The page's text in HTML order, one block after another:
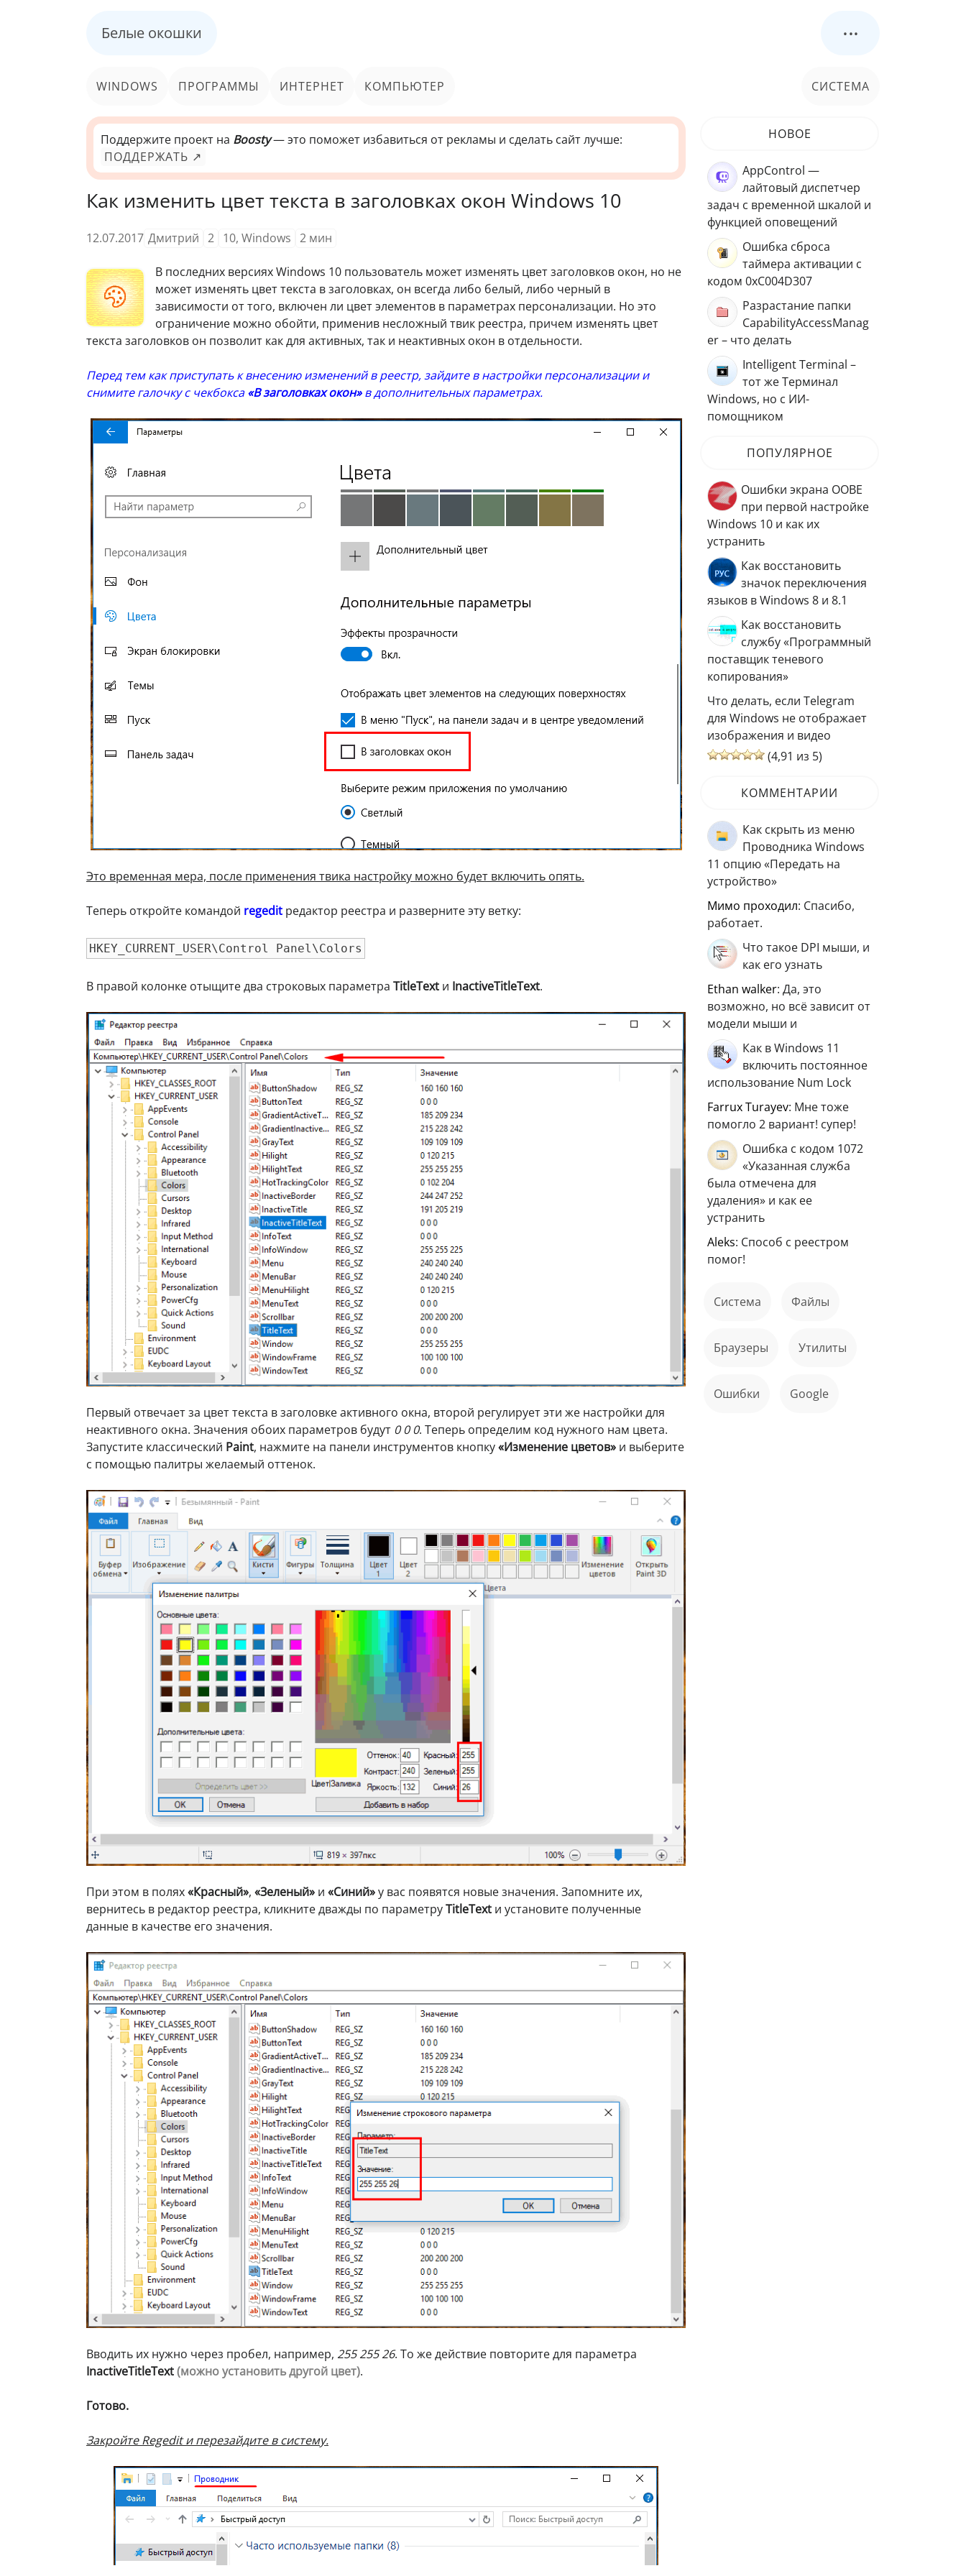
Белые окошки ...
WINDOWS ПРОГРАММЫ ИНТЕРНЕТ КОМПЬЮТЕР СИСТЕМА
Поддержите проект на Boosty— это поможет избавиться от рекламы и сделать сайт лучше:
ПОДДЕРЖАТЬ ↗
Как изменить цвет текста в заголовках окон Windows 10
12.07.2017 Дмитрий 2 10, Windows 2 мин
В последних версиях Windows 10 пользователь может изменять цвет заголовков окон, но не
может изменять цвет текста в заголовках, он всегда либо белый, либо черный в
зависимости от того, включен ли цвет элементов в параметрах персонализации. Но это
ограничение можно обойти, применив несложный твик реестра, причем изменять цвет
текста заголовков он позволит как для активных, так и неактивных окон в отдельности.
Перед тем как приступать к внесению изменений в реестр, зайдите в настройки персонализации и
снимите галочку с чекбокса«В заголовках окон»в дополнительных параметрах.
Это временная мера, после применения твика настройку можно будет включить опять.
Теперь откройте командой regedit редактор реестра и разверните эту ветку:
HKEY_CURRENT_USER\Control Panel\Colors
В правой колонке отыщите два строковых параметра TitleText и InactiveTitleText.
Первый отвечает за цвет текста в заголовке активного окна, второй регулирует эти же настройки для
неактивного окна. Значения обоих параметров будут 0 0 0. Теперь определим код нужного нам цвета.
Запустите классический Paint, нажмите на панели инструментов кнопку«Изменение цветов» и выберите
с помощью палитры желаемый оттенок.
При этом в полях«Красный», «Зеленый» и «Синий»у вас появятся новые значения. Запомните их,
вернитесь в редактор реестра, кликните дважды по параметруTitleText и установите полученные
данные в качестве его значения.
Вводить их нужно через пробел, например, 255 255 26. То же действие повторите для параметра
InactiveTitleText(можно установить другой цвет).
Готово.
Закройте Regedit и перезайдите в систему.
НОВОЕ
AppControl —
лайтовый диспетчер
задач с временной шкалой и
функцией оповещений
Ошибка сброса
таймера активации с
кодом 0xC004D307
Разрастание папки
CapabilityAccessManag
er – что делать
Intelligent Terminal –
тот же Терминал
Windows, но с ИИ-
помощником
ПОПУЛЯРНОЕ
Ошибки экрана OOBE
при первой настройке
Windows 10 и как их
устранить
Как восстановить
значок переключения
языков в Windows 8 и 8.1
Как восстановить
службу «Программный
поставщик теневого
копирования»
Что делать, если Telegram
для Windows не отображает
изображения и видео
(4,91 из 5)
КОММЕНТАРИИ
Как скрыть из меню
Проводника Windows
11 опцию «Передать на
устройство»
мимо проходил: Спасибо,
работает.
Что такое DPI мыши, и
как его узнать
ethan walker: Да, это
возможно, но всё зависит от
модели мыши и
Как в Windows 11
включить постоянное
использование Num Lock
Farrux Turayev: Мне тоже
помогло 2 вариант! супер!
Ошибка с кодом 1072
«Указанная служба
была отмечена для
удаления» и как ее
устранить
aleks: Способ с реестром
помог!
Система файлы
Браузеры Утилиты
ошибки Google